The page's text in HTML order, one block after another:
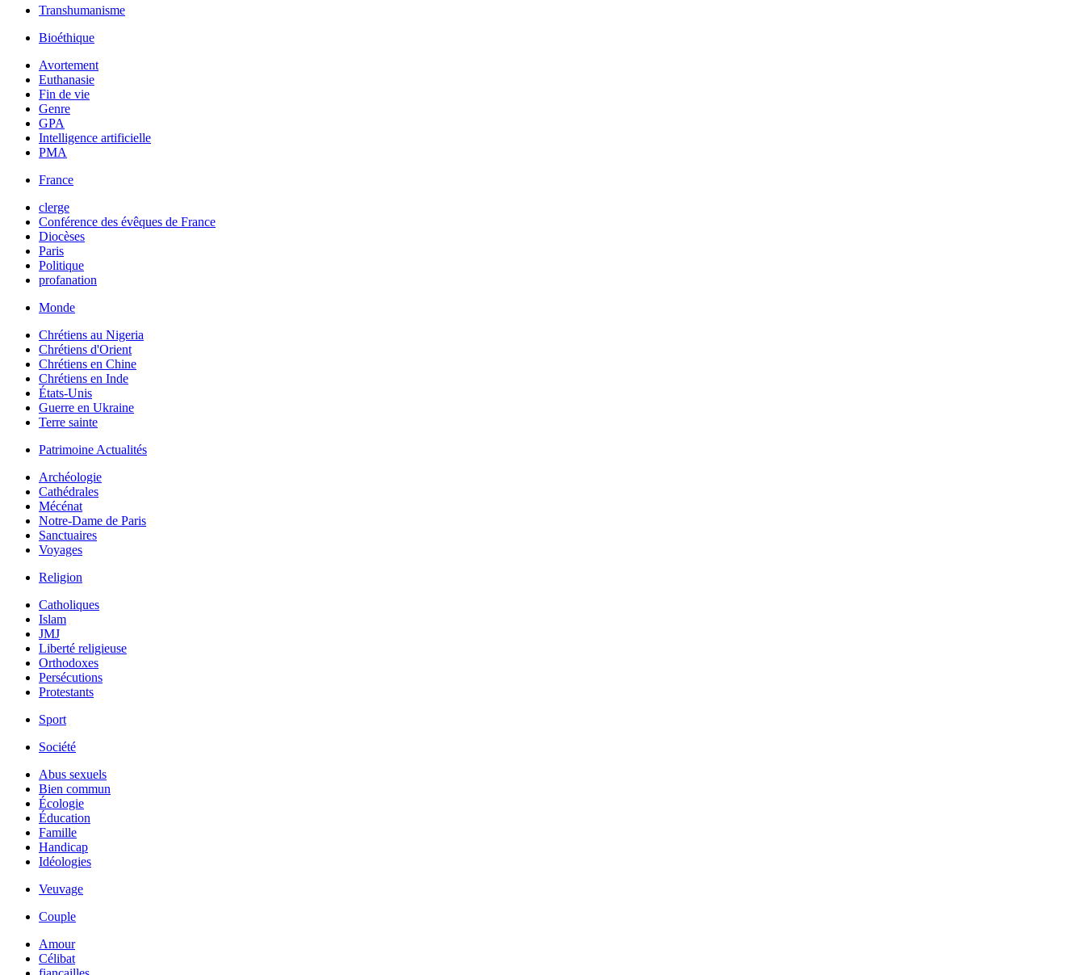
Transhumanisme
Bioéthique
Avortement
Euthanasie
Fin de vie
Genre
GPA
Intelligence artificielle
PMA
France
clerge
Conférence des évêques de France
Diocèses
Paris
Politique
profanation
Monde
Chrétiens au Nigeria
Chrétiens d'Orient
Chrétiens en Chine
Chrétiens en Inde
États-Unis
Guerre en Ukraine
Terre sainte
Patrimoine Actualités
Archéologie
Cathédrales
Mécénat
Notre-Dame de Paris
Sanctuaires
Voyages
Religion
Catholiques
Islam
JMJ
Liberté religieuse
Orthodoxes
Persécutions
Protestants
Sport
Société
Abus sexuels
Bien commun
Écologie
Éducation
Famille
Handicap
Idéologies
Veuvage
Couple
Amour
Célibat